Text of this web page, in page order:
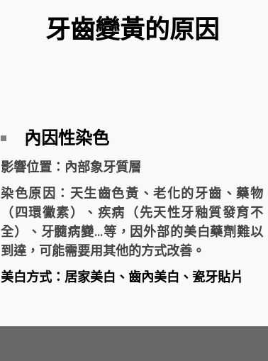
牙齒變黃的原因
內因性染色
影響位置：內部象牙質層
染色原因：天生齒色黃、老化的牙齒、藥物
（四環黴素）、疾病（先天性牙釉質發育不
全）、牙髓病變...等，因外部的美白藥劑難以
到達，可能需要用其他的方式改善。
美白方式：居家美白、齒內美白、瓷牙貼片